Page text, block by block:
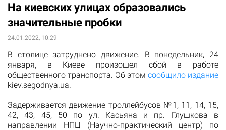
На киевских улицах образовались
значительные пробки
24.01.2022, 10:29
В столице затруднено движение. В понедельник, 24
января, в Киеве произошел сбой в работе
общественного транспорта. Об этом сообщило издание
kiev.segodnya.ua.
Задерживается движение троллейбусов №1, 11, 14, 15,
42, 43, 45, 50 по ул. Касьяна и пр. Глушкова в
направлении НПЦ (Научно-практический центр) по